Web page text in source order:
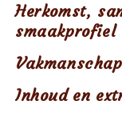
Herkomst,
smaakprofiel
Inhoud en